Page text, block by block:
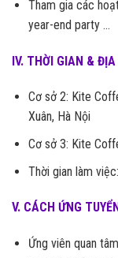
Tham gia các
year-end party …
IV. THỜI GIAN &
Cơ sở 2: Kite
Xuân, Hà Nội
Cơ sở 3: Kite
Thời gian làm
V. CÁCH ỨNG TUYỂN
Ứng viên quan